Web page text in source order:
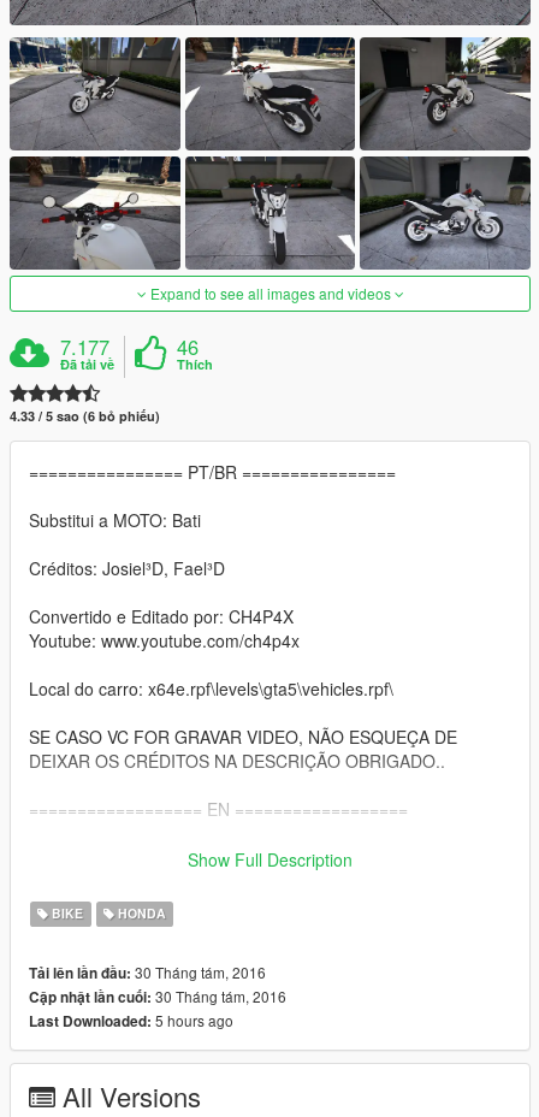
Expand to see all images and videos
7.177
Đã tải về
46
Thích
4.33 / 5 sao (6 bỏ phiếu)
================ PT/BR ================
Substitui a MOTO: Bati
Créditos: Josiel³D, Fael³D
Convertido e Editado por: CH4P4X
Youtube: www.youtube.com/ch4p4x
Local do carro: x64e.rpf\levels\gta5\vehicles.rpf\
SE CASO VC FOR GRAVAR VIDEO, NÃO ESQUEÇA DE
DEIXAR OS CRÉDITOS NA DESCRIÇÃO OBRIGADO..
================== EN ==================
Replaces the car: Bati
Converted & Edit By: CH4P4X
Youtube: www.youtube.com/ch4p4x
Location of the bike: x64e.rpf\levels\gta5\vehicles.rpf\
IF YOU ARE RECORDING VIDEO, DON'T FORGET TO LEAVE
THE CREDITS ON DESCRIPTION THANK YOU..
(OS INVEJOSOS FICA PUTO)
Show Full Description
BIKE HONDA
Tải lên lần đầu: 30 Tháng tám, 2016
Cập nhật lần cuối: 30 Tháng tám, 2016
Last Downloaded: 5 hours ago
All Versions